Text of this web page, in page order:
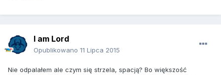
I am Lord
Opublikowano 11 Lipca 2015
Nie odpalałem ale czym się strzela, spacją? Bo większość